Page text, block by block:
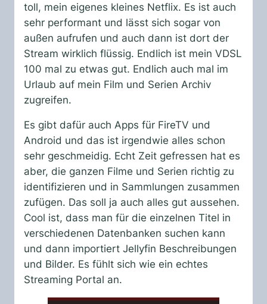
toll, mein eigenes kleines Netflix. Es ist auch
sehr performant und lässt sich sogar von
außen aufrufen und auch dann ist dort der
Stream wirklich flüssig. Endlich ist mein VDSL
100 mal zu etwas gut. Endlich auch mal im
Urlaub auf mein Film und Serien Archiv
zugreifen.
Es gibt dafür auch Apps für FireTV und
Android und das ist irgendwie alles schon
sehr geschmeidig. Echt Zeit gefressen hat es
aber, die ganzen Filme und Serien richtig zu
identifizieren und in Sammlungen zusammen
zufügen. Das soll ja auch alles gut aussehen.
Cool ist, dass man für die einzelnen Titel in
verschiedenen Datenbanken suchen kann
und dann importiert Jellyfin Beschreibungen
und Bilder. Es fühlt sich wie ein echtes
Streaming Portal an.